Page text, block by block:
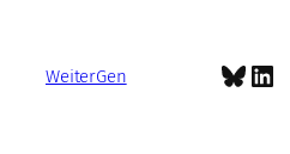
springen
WeiterGen